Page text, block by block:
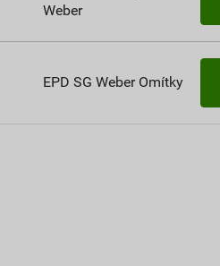
Weber
EPD SG Weber Omítky